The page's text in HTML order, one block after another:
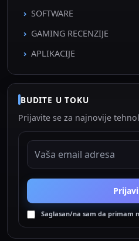
SOFTWARE
GAMING RECENZIJE
APLIKACIJE
BUDITE U TOKU
Prijavite se za najnovije
EMAIL ADRESA
Saglasan/na sam da primam